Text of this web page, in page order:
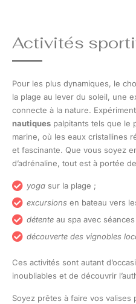
Activités
Pour les plus dynamiques, le
la plage au lever du soleil, une
connecte à la nature.
nautiques palpitants tels que le
marine, où les eaux cristallines
et fascinante. Que vous soyez
d’adrénaline, tout est à portée
yoga sur la plage ;
excursions en bateau vers
détente au spa avec
découverte des vignobles
Ces activités sont autant
inoubliables et de découvrir
Soyez prêtes à faire vos